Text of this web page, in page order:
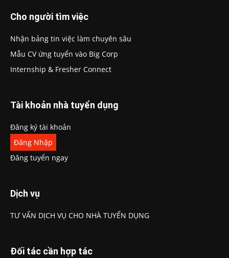
Cho người tìm việc
Nhận bảng tin việc làm chuyên sâu
Mẫu CV ứng tuyển vào Big Corp
Internship & Fresher Connect
Tài khoản nhà tuyển dụng
Đăng ký tài khoản
Đăng Nhập
Đăng tuyển ngay
Dịch vụ
TƯ VẤN DỊCH VỤ CHO NHÀ TUYỂN DỤNG
Đối tác cần hợp tác